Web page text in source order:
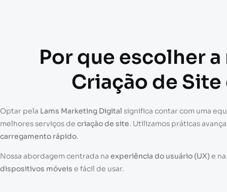
Por que escolher
Criação de Site
Optar pela Lams Marketing Digital significa contar com uma
melhores serviços de criação de site. Utilizamos práticas
carregamento rápido.
Nossa abordagem centrada na experiência do usuário (UX)e na
dispositivos móveis e fácil de usar.